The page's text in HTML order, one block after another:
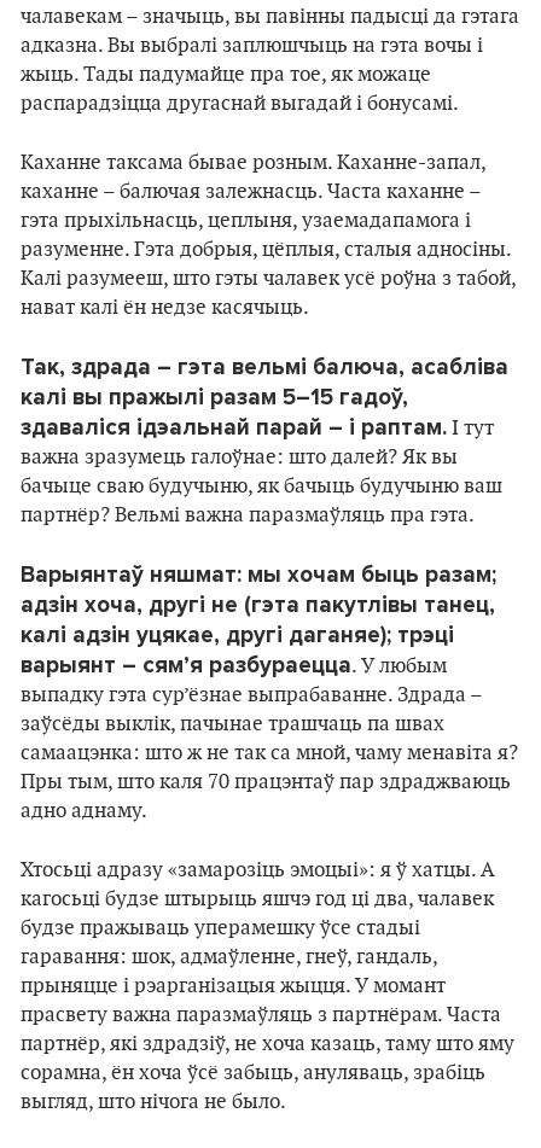
чалавекам – значыць, вы павінны падысці да гэтага
адказна. Вы выбралі заплюшчыць на гэта вочы і
жыць. Тады падумайце пра тое, як можаце
распарадзіцца другаснай выгадай і бонусамі.
Каханне таксама бывае розным. Каханне-запал,
каханне – балючая залежнасць. Часта каханне –
гэта прыхільнасць, цеплыня, узаемадапамога і
разуменне. Гэта добрыя, цёплыя, сталыя адносіны.
Калі разумееш, што гэты чалавек усё роўна з табой,
нават калі ён недзе касячыць.
Так, здрада – гэта вельмі балюча, асабліва
калі вы пражылі разам 5–15 гадоў,
здаваліся ідэальнай парай – і раптам. І тут
важна зразумець галоўнае: што далей? Як вы
бачыце сваю будучыню, як бачыць будучыню ваш
партнёр? Вельмі важна паразмаўляць пра гэта.
Варыянтаў няшмат: мы хочам быць разам;
адзін хоча, другі не (гэта пакутлівы танец,
калі адзін уцякае, другі даганяе); трэці
варыянт – сям’я разбураецца. У любым
выпадку гэта сур’ёзнае выпрабаванне. Здрада –
заўсёды выклік, пачынае трашчаць па швах
самаацэнка: што ж не так са мной, чаму менавіта я?
Пры тым, што каля 70 працэнтаў пар здраджваюць
адно аднаму.
Хтосьці адразу «замарозіць эмоцыі»: я ў хатцы. А
кагосьці будзе штырыць яшчэ год ці два, чалавек
будзе пражываць уперамешку ўсе стадыі
гаравання: шок, адмаўленне, гнеў, гандаль,
прыняцце і рэарганізацыя жыцця. У момант
прасвету важна паразмаўляць з партнёрам. Часта
партнёр, які здрадзіў, не хоча казаць, таму што яму
сорамна, ён хоча ўсё забыць, ануляваць, зрабіць
выгляд, што нічога не было.